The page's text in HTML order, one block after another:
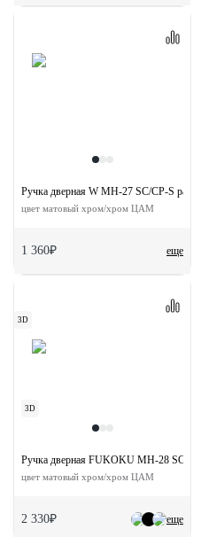
еще
Ручка дверная W MH-27 SC/CP-S
цвет матовый хром/хром ЦАМ
1 360₽
3D
3D
еще
Ручка дверная FUKOKU MH-28 SC/CP-
цвет матовый хром/хром ЦАМ
2 330₽